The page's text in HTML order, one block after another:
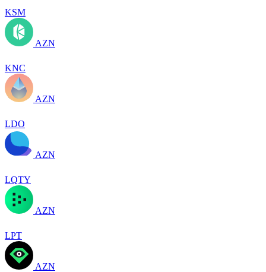
KSM
AZN
KNC
AZN
LDO
AZN
LQTY
AZN
LPT
AZN